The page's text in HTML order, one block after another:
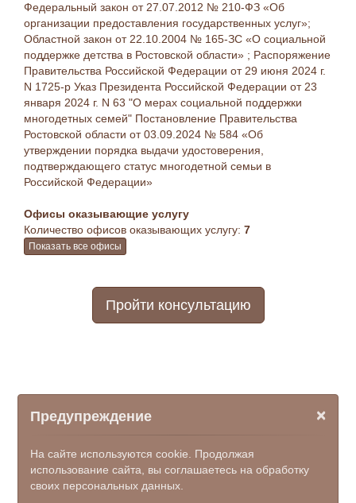
Федеральный закон от 27.07.2012 № 210-ФЗ «Об
организации предоставления государственных услуг»;
Областной закон от 22.10.2004 № 165-ЗС «О социальной
поддержке детства в Ростовской области» ; Распоряжение
Правительства Российской Федерации от 29 июня 2024 г.
N 1725-р Указ Президента Российской Федерации от 23
января 2024 г. N 63 "О мерах социальной поддержки
многодетных семей" Постановление Правительства
Ростовской области от 03.09.2024 № 584 «Об
утверждении порядка выдачи удостоверения,
подтверждающего статус многодетной семьи в
Российской Федерации»
Офисы оказывающие услугу
Количество офисов оказывающих услугу: 7
Показать все офисы
Пройти консультацию
×
Предупреждение
На сайте используются cookie. Продолжая
использование сайта, вы соглашаетесь на обработку
своих персональных данных.